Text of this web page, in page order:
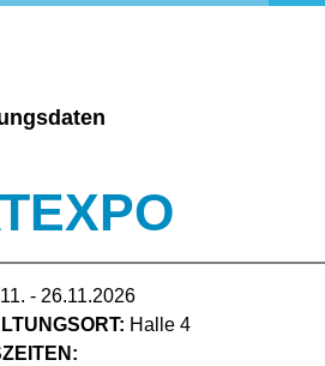
- 26.11.2026
Halle 4